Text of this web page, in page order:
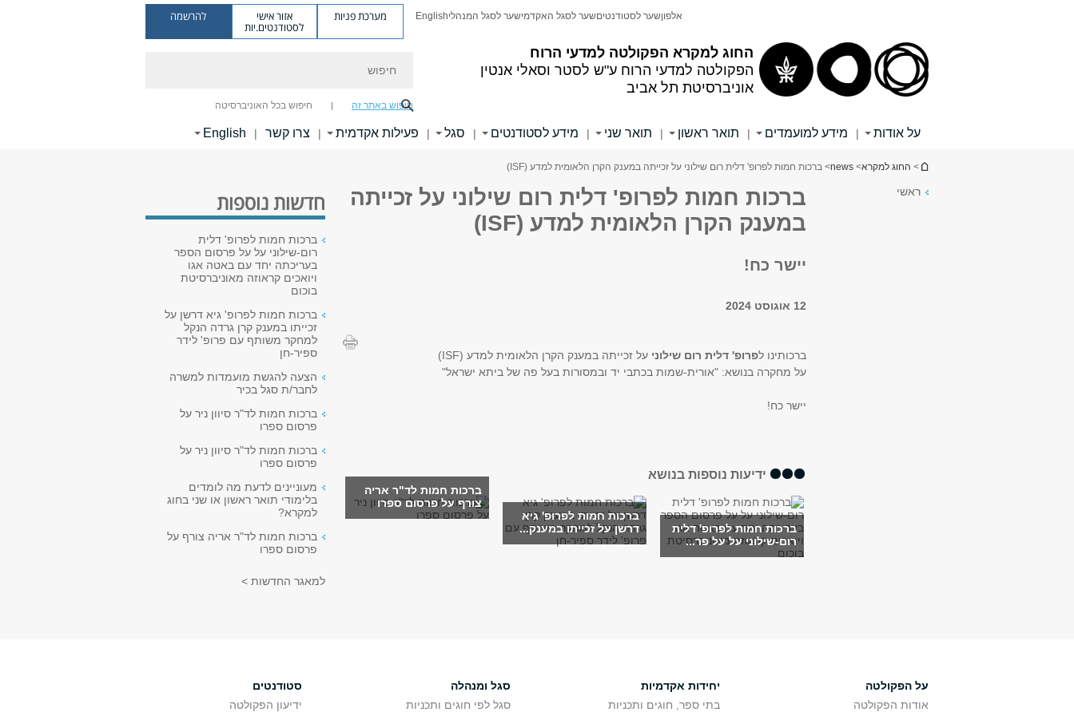
החוג למקרא הפקולטה למדעי הרוח
הפקולטה למדעי הרוח ע"ש לסטר וסאלי אנטין
אוניברסיטת תל אביב
אלפוןשער לסטודנטיםשער לסגל האקדמישער לסגל המנהליEnglish מערכת פניות אזור אישי
לסטודנטים.יות
להרשמה
חיפוש באתר זה חיפוש בכל האוניברסיטה
על אודות | מידע למועמדים | תואר ראשון | תואר שני | מידע לסטודנטים | סגל | פעילות אקדמית | צרו קשר |
English
הינך נמצא כאן
> החוג למקרא>
news> ברכות חמות לפרופ' דלית רום שילוני על זכייתה במענק הקרן הלאומית למדע (ISF)
ראשי
ברכות חמות לפרופ' דלית רום שילוני על זכייתה
במענק הקרן הלאומית למדע (ISF)
יישר כח!
12 אוגוסט 2024
ברכותינו לפרופ' דלית רום שילוני על זכייתה במענק הקרן הלאומית למדע (ISF)
על מחקרה בנושא: "אורית-שמות בכתבי יד ובמסורות בעל פה של ביתא ישראל"
יישר כח!
ידיעות נוספות בנושא
ברכות חמות לפרופ' דלית
רום-שילוני על על פר...
ברכות חמות לפרופ' גיא
דרשן על זכייתו במענק...
ברכות חמות לד"ר אריה
צורף על פרסום ספרו
חדשות נוספות
ברכות חמות לפרופ' דלית
רום-שילוני על על פרסום הספר
בעריכתה יחד עם באטה אגו
ויואכים קראוזה מאוניברסיטת
בוכום
ברכות חמות לפרופ' גיא דרשן על
זכייתו במענק קרן גרדה הנקל
למחקר משותף עם פרופ' לידר
ספיר-חן
הצעה להגשת מועמדות למשרה
לחבר/ת סגל בכיר
ברכות חמות לד"ר סיוון ניר על
פרסום ספרו
ברכות חמות לד"ר סיוון ניר על
פרסום ספרו
מעוניינים לדעת מה לומדים
בלימודי תואר ראשון או שני בחוג
למקרא?
ברכות חמות לד"ר אריה צורף על
פרסום ספרו
למאגר החדשות >
על הפקולטה
אודות הפקולטה
יחידות אקדמיות
בתי ספר, חוגים ותכניות
סגל ומנהלה
סגל לפי חוגים ותכניות
סטודנטים
ידיעון הפקולטה